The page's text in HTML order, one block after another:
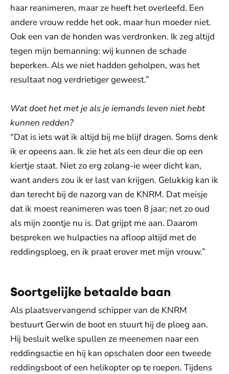
haar reanimeren, maar ze heeft het overleefd. Een
andere vrouw redde het ook, maar hun moeder niet.
Ook een van de honden was verdronken. Ik zeg altijd
tegen mijn bemanning: wij kunnen de schade
beperken. Als we niet hadden geholpen, was het
resultaat nog verdrietiger geweest.”
Wat doet het met je als je iemands leven niet hebt
kunnen redden?
“Dat is iets wat ik altijd bij me blijf dragen. Soms denk
ik er opeens aan. Ik zie het als een deur die op een
kiertje staat. Niet zo erg zolang-ie weer dicht kan,
want anders zou ik er last van krijgen. Gelukkig kan ik
dan terecht bij de nazorg van de KNRM. Dat meisje
dat ik moest reanimeren was toen 8 jaar; net zo oud
als mijn zoontje nu is. Dat grijpt me aan. Daarom
bespreken we hulpacties na afloop altijd met de
reddingsploeg, en ik praat erover met mijn vrouw.”
Soortgelijke betaalde baan
Als plaatsvervangend schipper van de KNRM
bestuurt Gerwin de boot en stuurt hij de ploeg aan.
Hij besluit welke spullen ze meenemen naar een
reddingsactie en hij kan opschalen door een tweede
reddingsboot of een helikopter op te roepen. Tijdens